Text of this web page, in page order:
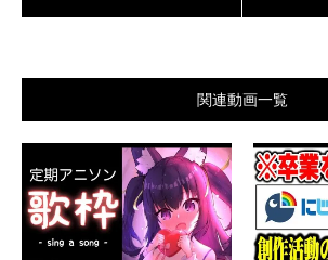
関連動画一覧